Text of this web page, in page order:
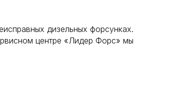
дизельных форсунках.
центре «Лидер Форс» мы